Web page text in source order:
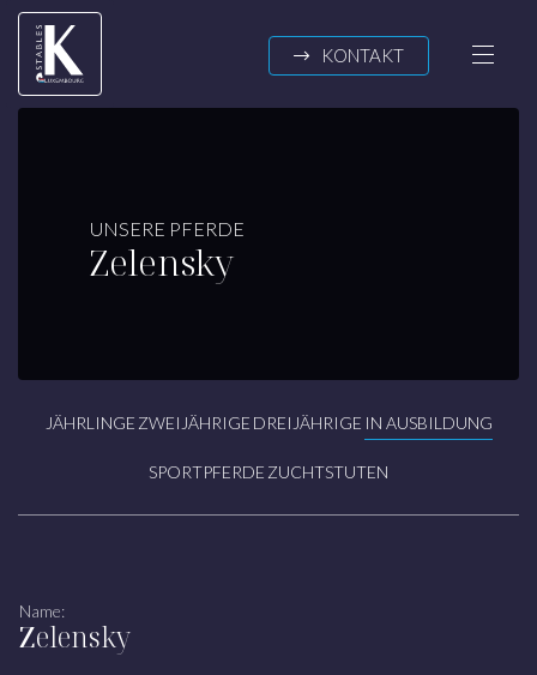
Zum Inhalt springen
Über uns
Zweijährige
WETTKAMPF
KONTAKT
UNSERE PFERDE
Zelensky
JÄHRLINGE ZWEIJÄHRIGE DREIJÄHRIGE IN AUSBILDUNG
SPORTPFERDE ZUCHTSTUTEN
Name:
Zelensky